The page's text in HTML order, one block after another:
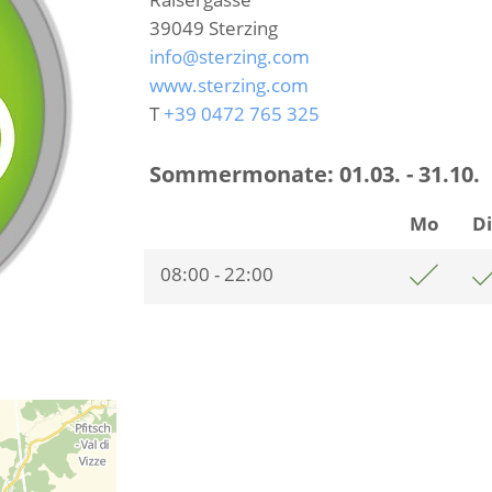
39049 Sterzing
info@sterzing.com
www.sterzing.com
T+39 0472 765 325
Sommermonate: 01.03. - 31.10.
Mo Di
08:00 - 22:00